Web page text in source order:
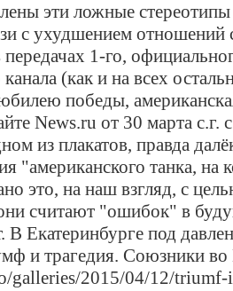
эти ложные
с ухудшением
1-го,
канала (как и на всех
победы,
News.ru от 30 марта
из плакатов, правда
"американского танка, на
это, на наш взгляд, с
считают "ошибок" в
В Екатеринбурге под
и трагедия. Союзники
galleries/2015/04/12/